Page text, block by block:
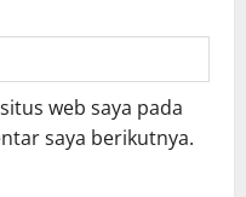
web saya pada
saya berikutnya.